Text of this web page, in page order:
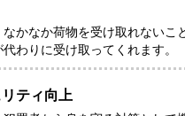
かなか荷物を受け取れないこ
わりに受け取ってくれます。
ティ向上